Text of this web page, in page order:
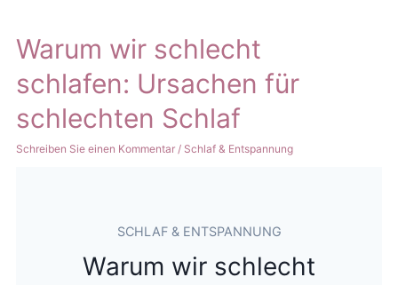
Warum wir schlecht
schlafen: Ursachen für
schlechten Schlaf
Schreiben Sie einen Kommentar / Schlaf & Entspannung
SCHLAF & ENTSPANNUNG
Warum wir schlecht